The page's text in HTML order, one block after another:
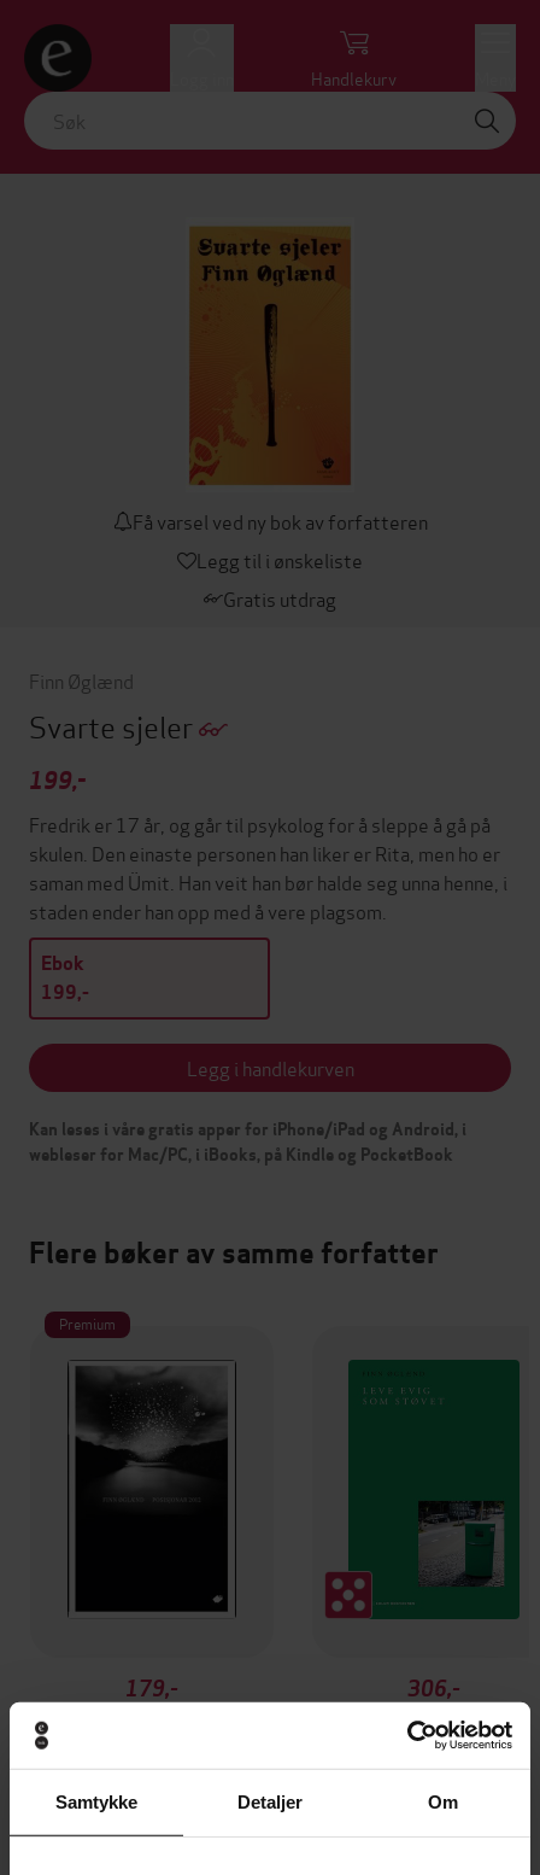
Samtykke Detaljer Om
Handlekurv
Få varsel ved ny bok av forfatteren
Legg til i ønskeliste
Gratis utdrag
Finn Øglænd
Svarte sjeler
199,-
Fredrik er 17 år, og går til psykolog for å sleppe å gå på
skulen. Den einaste personen han liker er Rita, men ho er
saman med Ümit. Han veit han bør halde seg unna henne, i
staden ender han opp med å vere plagsom.
Ebok
199,-
Legg i handlekurven
Kan leses i våre gratis apper for iPhone/iPad og Android, i
webleser for Mac/PC, i iBooks, på Kindle og PocketBook
Flere bøker av samme forfatter
Premium
179,-
306,-
Leve evig som støvet
Finn Øglænd